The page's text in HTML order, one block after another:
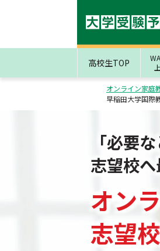
高校生TOP
オンライン家庭
早稲田大学国際
「必要
志望校
オン
志望校